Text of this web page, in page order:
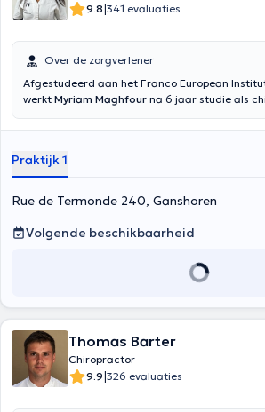
9.8|341 evaluaties
Over de zorgverlener
Afgestudeerd aan het Franco European
werkt Myriam Maghfour na 6 jaar studie als
manuele therapie die gespecialiseerd is in de
chiropractor maakt het, door zijn behandeling
geheel, mogelijk de oorsprong en oorzaak van
identificeren. Uw chiropractor biedt zorg die is
persoon door het gebruik van verschillende
(chiropractische aanpassing,
DROP, activator, K-Tape enz.). Chiropractie is
elk lichaam een ​​zenuwstelsel heeft dat alleen
expressie zichzelf vrijelijk: zuigelingen,
Praktijk 1
Rue de Termonde 240, Ganshoren
Volgende beschikbaarheid
Thomas Barter
Chiropractor
9.9|326 evaluaties